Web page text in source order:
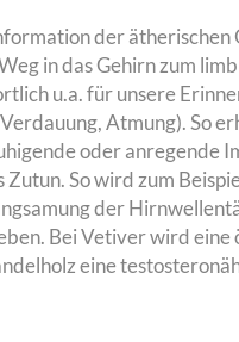
der ätherischen
in das Gehirn zum
u.a. für unsere
Atmung). So
oder anregende
Zutun. So wird zum
der
Bei Vetiver wird eine
eine